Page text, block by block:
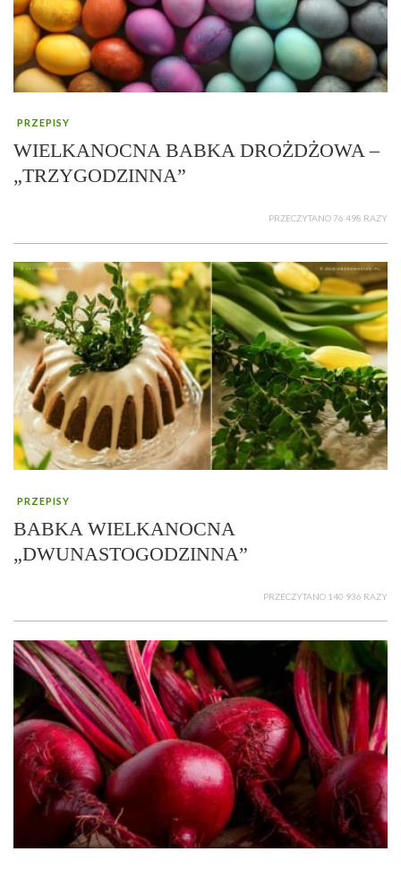
PRZEPISY
WIELKANOCNA BABKA DROŻDŻOWA –
„TRZYGODZINNA”
PRZECZYTANO 76 498 RAZY
PRZEPISY
BABKA WIELKANOCNA
„DWUNASTOGODZINNA”
PRZECZYTANO 140 936 RAZY